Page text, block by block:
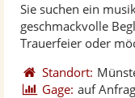
Sie suchen ein
geschmackvolle
Trauerfeier oder
Standort:
Gage: auf